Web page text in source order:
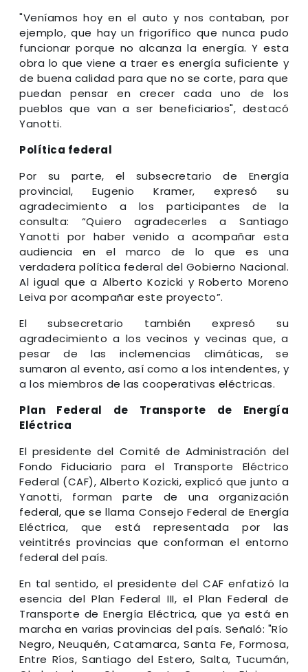
"Veníamos hoy en el auto y nos contaban, por
ejemplo, que hay un frigorífico que nunca pudo
funcionar porque no alcanza la energía. Y esta
obra lo que viene a traer es energía suficiente y
de buena calidad para que no se corte, para que
puedan pensar en crecer cada uno de los
pueblos que van a ser beneficiarios", destacó
Yanotti.
Política federal
Por su parte, el subsecretario de Energía
provincial, Eugenio Kramer, expresó su
agradecimiento a los participantes de la
consulta: “Quiero agradecerles a Santiago
Yanotti por haber venido a acompañar esta
audiencia en el marco de lo que es una
verdadera política federal del Gobierno Nacional.
Al igual que a Alberto Kozicki y Roberto Moreno
Leiva por acompañar este proyecto”.
El subsecretario también expresó su
agradecimiento a los vecinos y vecinas que, a
pesar de las inclemencias climáticas, se
sumaron al evento, así como a los intendentes, y
a los miembros de las cooperativas eléctricas.
Plan Federal de Transporte de Energía
Eléctrica
El presidente del Comité de Administración del
Fondo Fiduciario para el Transporte Eléctrico
Federal (CAF), Alberto Kozicki, explicó que junto a
Yanotti, forman parte de una organización
federal, que se llama Consejo Federal de Energía
Eléctrica, que está representada por las
veintitrés provincias que conforman el entorno
federal del país.
En tal sentido, el presidente del CAF enfatizó la
esencia del Plan Federal III, el Plan Federal de
Transporte de Energía Eléctrica, que ya está en
marcha en varias provincias del país. Señaló: "Río
Negro, Neuquén, Catamarca, Santa Fe, Formosa,
Entre Ríos, Santiago del Estero, Salta, Tucumán,